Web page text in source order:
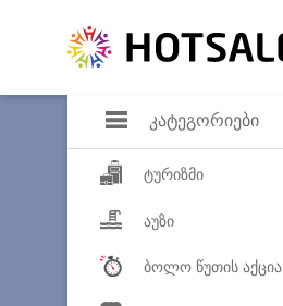
კატეგორიები
ტურიზმი
აუზი
ბოლო წუთის აქცია